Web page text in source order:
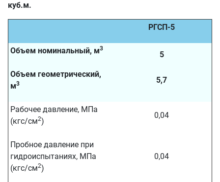
куб.м.
РГСП-5
Объем номинальный, м3
5
Объем геометрический,
м3 5,7
Рабочее давление, МПа
(кгс/см2)
0,04
Пробное давление при
гидроиспытаниях, МПа
(кгс/см2)
0,04